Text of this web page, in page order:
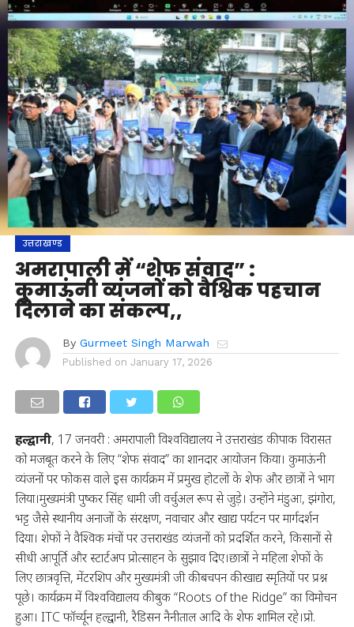
उत्तराखण्ड
अमरापाली में “शेफ संवाद” :
कुमाऊंनी व्यंजनों को वैश्विक पहचान
दिलाने का संकल्प,,
By Gurmeet Singh Marwah
Published on January 17, 2026
हल्द्वानी, 17 जनवरी : अमरापाली विश्वविद्यालय ने उत्तराखंड की पाक विरासत
को मजबूत करने के लिए “शेफ संवाद” का शानदार आयोजन किया। कुमाऊंनी
व्यंजनों पर फोकस वाले इस कार्यक्रम में प्रमुख होटलों के शेफ और छात्रों ने भाग
लिया।मुख्यमंत्री पुष्कर सिंह धामी जी वर्चुअल रूप से जुड़े। उन्होंने मंडुआ, झंगोरा,
भट्ट जैसे स्थानीय अनाजों के संरक्षण, नवाचार और खाद्य पर्यटन पर मार्गदर्शन
दिया। शेफों ने वैश्विक मंचों पर उत्तराखंड व्यंजनों को प्रदर्शित करने, किसानों से
सीधी आपूर्ति और स्टार्टअप प्रोत्साहन के सुझाव दिए।छात्रों ने महिला शेफों के
लिए छात्रवृत्ति, मेंटरशिप और मुख्यमंत्री जी की बचपन की खाद्य स्मृतियों पर प्रश्न
पूछे। कार्यक्रम में विश्वविद्यालय की बुक “Roots of the Ridge” का विमोचन
हुआ। ITC फॉर्च्यून हल्द्वानी, रैडिसन नैनीताल आदि के शेफ शामिल रहे।प्रो.